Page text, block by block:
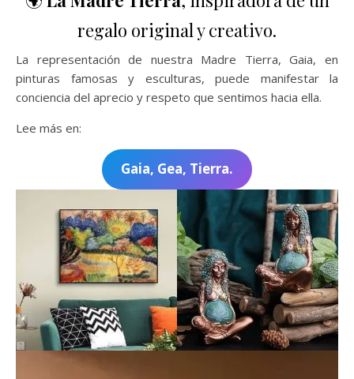
regalo original y creativo.
La representación de nuestra Madre Tierra, Gaia, en
pinturas famosas y esculturas, puede manifestar la
conciencia del aprecio y respeto que sentimos hacia ella.
Lee más en:
Gaia, Gea, Tierra.